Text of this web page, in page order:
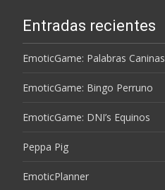
Entradas recientes
EmoticGame: Palabras Caninas
EmoticGame: Bingo Perruno
EmoticGame: DNI’s Equinos
Peppa Pig
EmoticPlanner